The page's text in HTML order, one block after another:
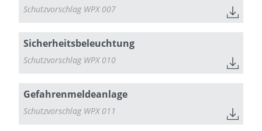
Schutzvorschlag WPX 007
Sicherheitsbeleuchtung
Schutzvorschlag WPX 010
Gefahrenmeldeanlage
Schutzvorschlag WPX 011